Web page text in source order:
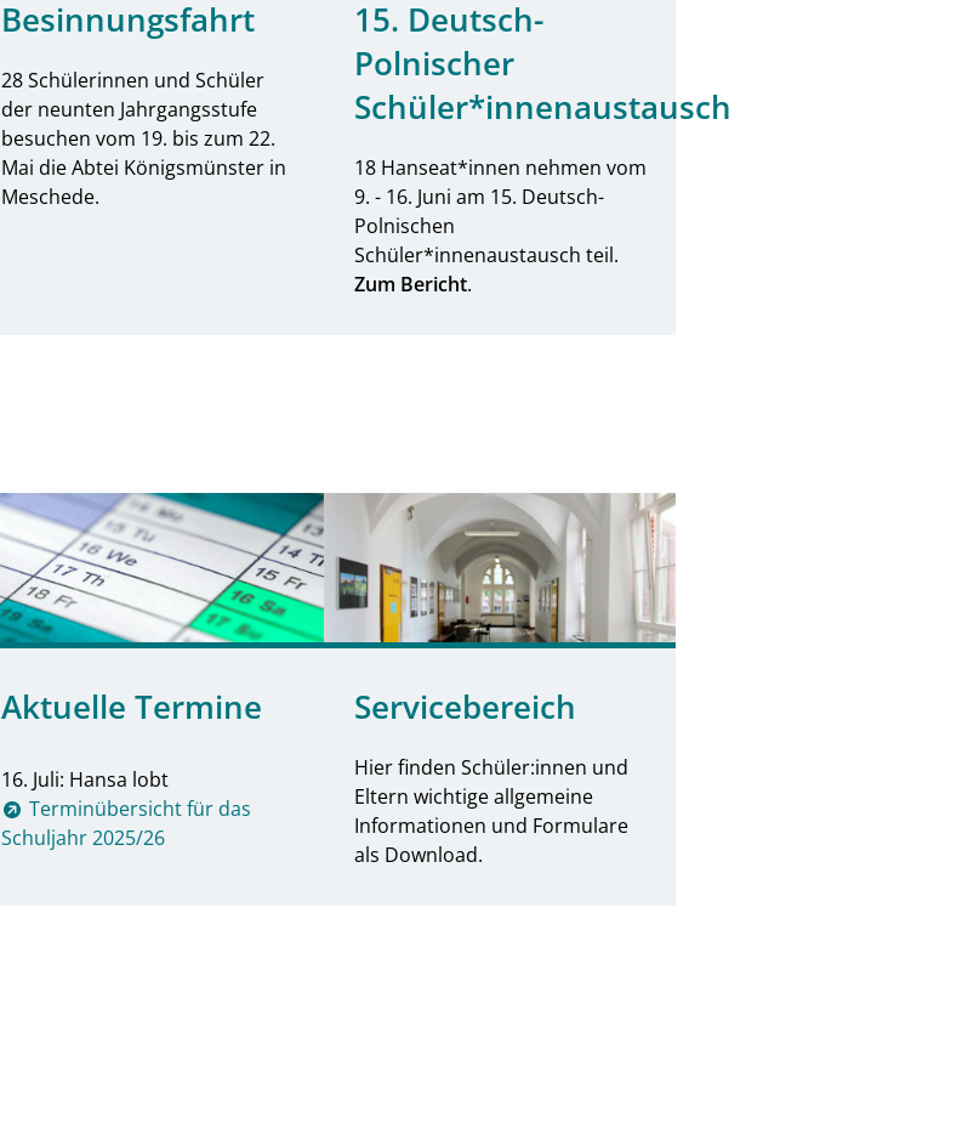
Besinnungsfahrt
28 Schülerinnen und Schüler
der neunten Jahrgangsstufe
besuchen vom 19. bis zum 22.
Mai die Abtei Königsmünster in
Meschede.
15. Deutsch-
Polnischer
Schüler*innenaustausch
18 Hanseat*innen nehmen vom
9. - 16. Juni am 15. Deutsch-
Polnischen
Schüler*innenaustausch teil.
Zum Bericht.
Aktuelle Termine
16. Juli: Hansa lobt
Terminübersicht für das
Schuljahr 2025/26
Servicebereich
Hier finden Schüler:innen und
Eltern wichtige allgemeine
Informationen und Formulare
als Download.